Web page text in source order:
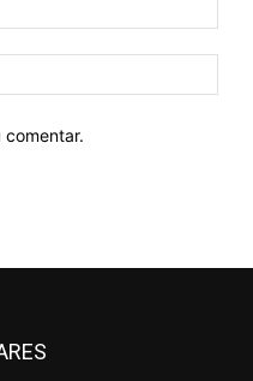
mail:*